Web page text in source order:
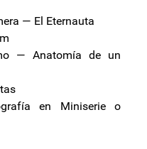
— El Eternauta
— Anatomía de un
en Miniserie o